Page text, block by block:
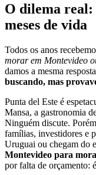
O dilema real:
meses de vida
Todos os anos
morar em Montevideo
damos a mesma
buscando, mas
Punta del Este é
Mansa, a gastronomia
Ninguém discute.
famílias, investidores e
Uruguai ou chegam do
Montevideo para
por falta de orçamento: